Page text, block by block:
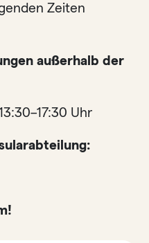
Zeiten
außerhalb der
Uhr